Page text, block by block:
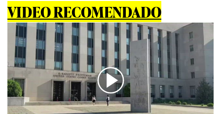
VIDEO RECOMENDADO